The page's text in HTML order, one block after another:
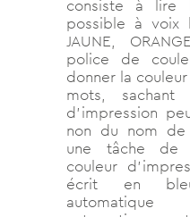
consiste à lire
possible à voix
JAUNE,
police de
donner la
mots,
d’impression
non du nom de
une tâche de
couleur
écrit en
automatique